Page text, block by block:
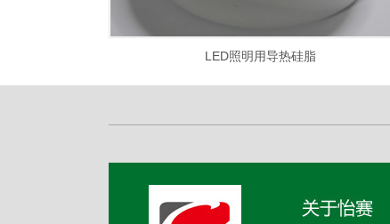
LED照明用导热硅脂